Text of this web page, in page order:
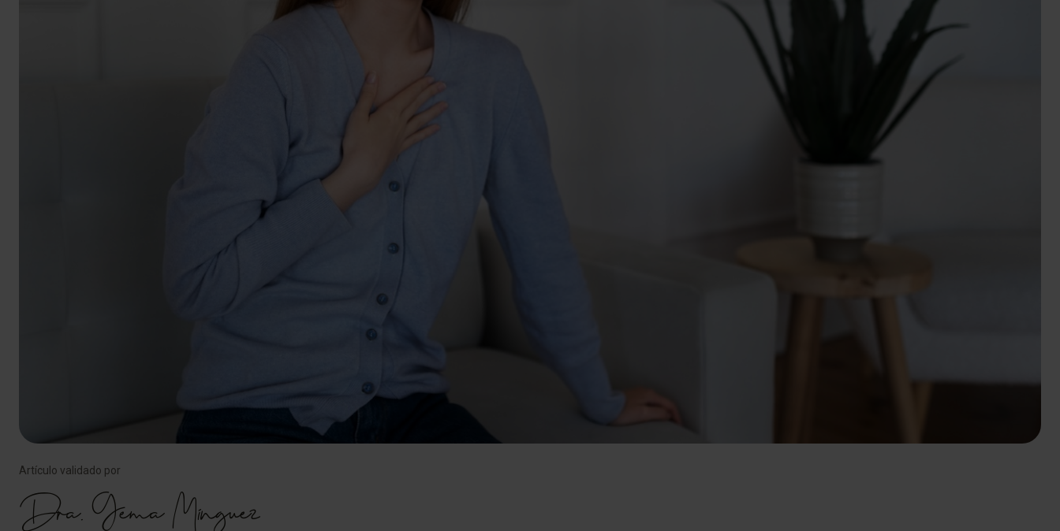
Artículo validado por
Dra. Gema Mínguez